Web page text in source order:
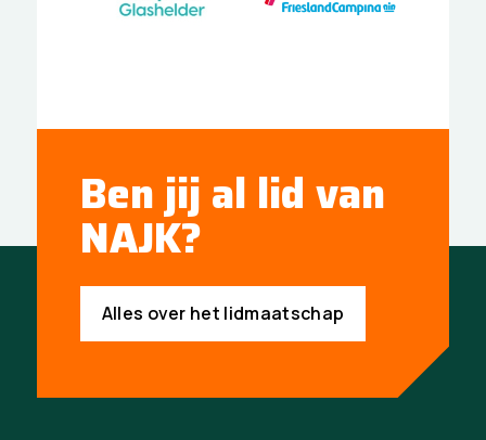
Ben jij al lid van
NAJK?
Alles over het lidmaatschap